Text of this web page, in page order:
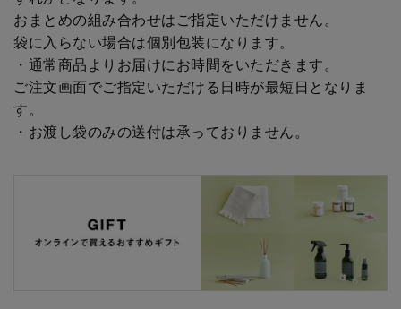
おまとめの組み合わせはご指定いただけません。
袋に入らない場合は個別包装になります。
・通常商品よりお届けにお時間をいただきます。
ご注文画面でご指定いただける日時が最短日となりま
す。
・お渡し袋のみの送付は承っておりません。